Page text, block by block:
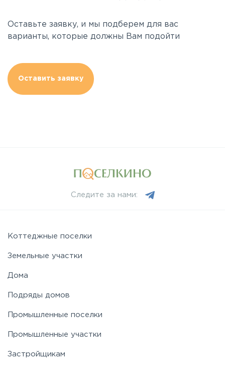
Оставьте заявку, и мы подберем для вас
варианты, которые должны Вам подойти
Оставить заявку
Следите за нами:
Коттеджные поселки
Земельные участки
Дома
Подряды домов
Промышленные поселки
Промышленные участки
Застройщикам